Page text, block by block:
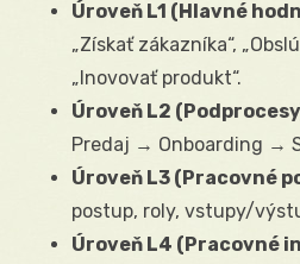
Úroveň L1 (Hlavné
„Získať zákazníka“,
„Inovovať produkt“.
Úroveň L2
Predaj → Onboarding →
Úroveň L3 (Pracovné
postup, roly, vstupy/
Úroveň L4 (Pracovné